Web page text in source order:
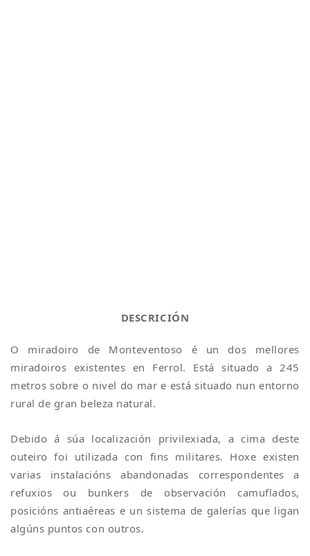
DESCRICIÓN
O miradoiro de Monteventoso é un dos mellores
miradoiros existentes en Ferrol. Está situado a 245
metros sobre o nivel do mar e está situado nun entorno
rural de gran beleza natural.
Debido á súa localización privilexiada, a cima deste
outeiro foi utilizada con fins militares. Hoxe existen
varias instalacións abandonadas correspondentes a
refuxios ou bunkers de observación camuflados,
posicións antiaéreas e un sistema de galerías que ligan
algúns puntos con outros.